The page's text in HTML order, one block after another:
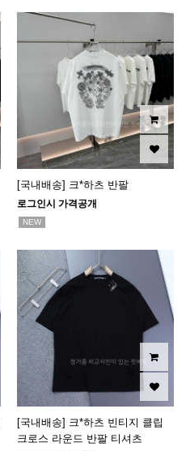
[국내배송] 크*하츠 반팔
로그인시 가격공개
NEW
[국내배송] 크*하츠 빈티지 클립
크로스 라운드 반팔 티셔츠